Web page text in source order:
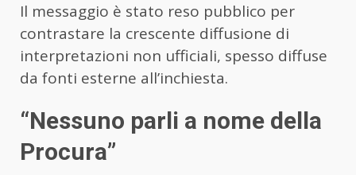
Il messaggio è stato reso pubblico per
contrastare la crescente diffusione di
interpretazioni non ufficiali, spesso diffuse
da fonti esterne all’inchiesta.
“Nessuno parli a nome della
Procura”